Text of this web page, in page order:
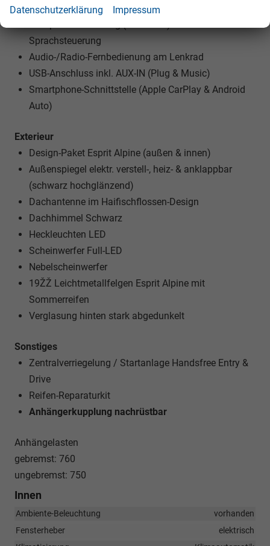
Radioempfang digital (DAB+)
Sprachsteuerung
Audio-/Radio-Fernbedienung am Lenkrad
USB-Anschluss inkl. AUX-IN (Plug & Music)
Smartphone-Schnittstelle (Apple CarPlay & Android
Auto)
Exterieur
Design-Paket Esprit Alpine (außen & innen)
Außenspiegel elektr. verstell-, heiz- & anklappbar
(schwarz hochglänzend)
Dachantenne im Haifischflossen-Design
Dachhimmel Schwarz
Heckleuchten LED
Scheinwerfer Full-LED
Nebelscheinwerfer
19ŽŽ Leichtmetallfelgen Esprit Alpine mit
Sommerreifen
Verglasung hinten stark abgedunkelt
Sonstiges
Zentralverriegelung / Startanlage Handsfree Entry &
Drive
Reifen-Reparaturkit
Anhängerkupplung nachrüstbar
Anhängelasten
gebremst: 760
ungebremst: 750
Innen
Ambiente-Beleuchtung
vorhanden
Fensterheber
elektrisch
Datenschutzerklärung Impressum